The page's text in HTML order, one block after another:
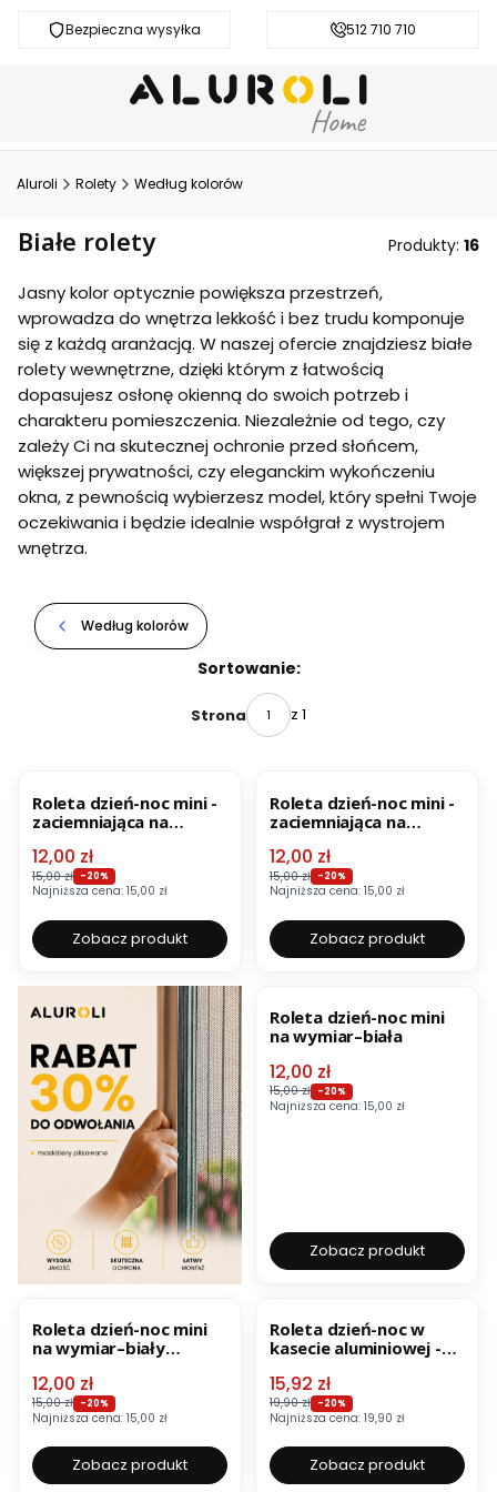
Bezpieczna wysyłka Darmowa dostawa od 200 zł
512 710 710
Aluroli Rolety Według kolorów
Białe rolety Produkty: 16
Jasny kolor optycznie powiększa przestrzeń,
wprowadza do wnętrza lekkość i bez trudu komponuje
się z każdą aranżacją. W naszej ofercie znajdziesz białe
rolety wewnętrzne, dzięki którym z łatwością
dopasujesz osłonę okienną do swoich potrzeb i
charakteru pomieszczenia. Niezależnie od tego, czy
zależy Ci na skutecznej ochronie przed słońcem,
większej prywatności, czy eleganckim wykończeniu
okna, z pewnością wybierzesz model, który spełni Twoje
oczekiwania i będzie idealnie współgrał z wystrojem
wnętrza.
Według kolorów
Sortowanie:
Strona z 1
Roleta dzień-noc mini -
zaciemniająca na
Cena promocyjna
12,00 zł
15,00 zł -20%
Najniższa cena: 15,00 zł
Zobacz produkt
Roleta dzień-noc mini -
zaciemniająca na
Cena promocyjna
12,00 zł
15,00 zł -20%
Najniższa cena: 15,00 zł
Zobacz produkt
Roleta dzień-noc mini
na wymiar–biała
Cena promocyjna
12,00 zł
15,00 zł -20%
Najniższa cena: 15,00 zł
Zobacz produkt
Roleta dzień-noc mini
na wymiar–biały
Cena promocyjna
12,00 zł
15,00 zł -20%
Najniższa cena: 15,00 zł
Zobacz produkt
Roleta dzień-noc w
kasecie aluminiowej -
Cena promocyjna
15,92 zł
19,90 zł -20%
Najniższa cena: 19,90 zł
Zobacz produkt